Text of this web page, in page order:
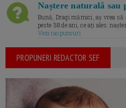
Naștere naturală sau
Bună, Dragi mămici, aș vrea să
peste 38 de ani, ce ați ales:
Vezi raspunsuri
PROPUNERI REDACTOR SEF